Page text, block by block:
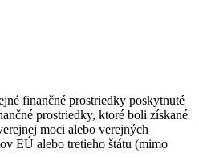
finančné prostriedky poskytnuté
prostriedky, ktoré boli získané
moci alebo verejných
EÚ alebo tretieho štátu (mimo